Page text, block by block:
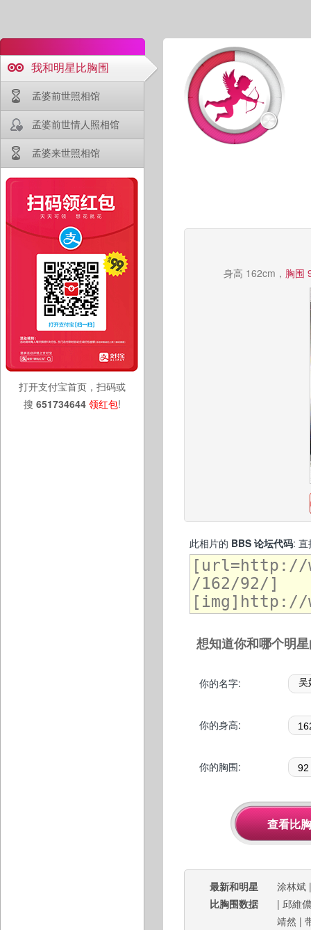
我和明星比胸围
孟婆前世照相馆
孟婆前世情人照相馆
孟婆来世照相馆
打开支付宝首页，扫码或
搜 651734644 领红包!
身高 162cm， 胸围
此相片的 BBS 论坛代码: 直
想知道你和哪个明
你的名字:
你的身高:
你的胸围:
最新和明星
比胸围数据
涂林斌
| 邱維儂
靖然 |